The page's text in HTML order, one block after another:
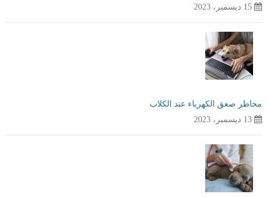
15 ديسمبر، 2023
مخاطر صعق الكهرباء عند الكلاب
13 ديسمبر، 2023